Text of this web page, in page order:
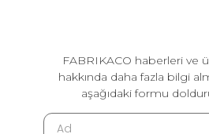
FABRIKACO haberleri ve
hakkında daha fazla bilgi
aşağıdaki formu